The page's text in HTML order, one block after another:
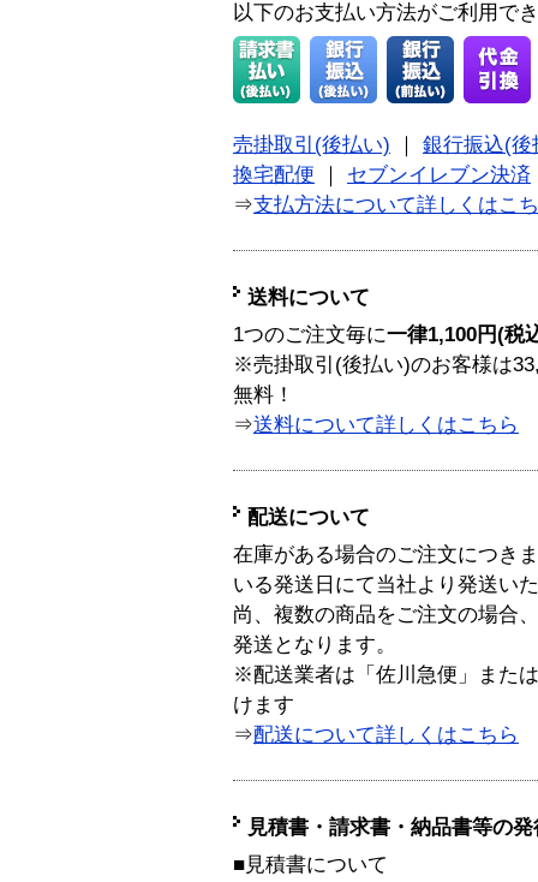
以下のお支払い方法がご利用で
売掛取引(後払い)
銀行振込(後
換宅配便
セブンイレブン決済
⇒支払方法について詳しくはこ
送料について
1つのご注文毎に一律1,100円(税
※売掛取引(後払い)のお客様は
無料！
⇒送料について詳しくはこちら
配送について
在庫がある場合のご注文につき
いる発送日にて当社より発送い
尚、複数の商品をご注文の場合
発送となります。
※配送業者は「佐川急便」また
けます
⇒配送について詳しくはこちら
見積書・請求書・納品書等の
■見積書について